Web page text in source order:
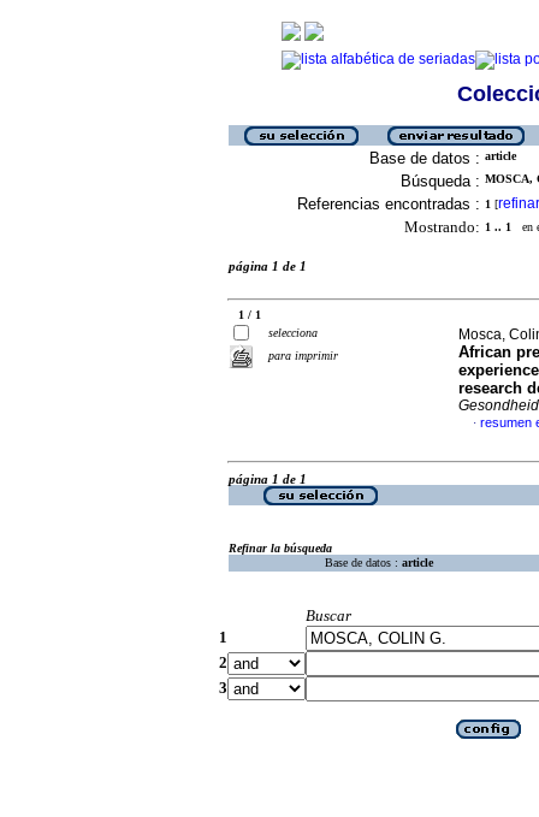
Base de datos : article
Búsqueda : MOSCA,
Referencias encontradas : 1 [refinar
Mostrando: 1 .. 1 en
página 1 de 1
1 / 1
selecciona
para imprimir
Mosca,
African
research
· resumen
página 1 de 1
Refinar la búsqueda
Base de datos : article
Buscar
1
2
3